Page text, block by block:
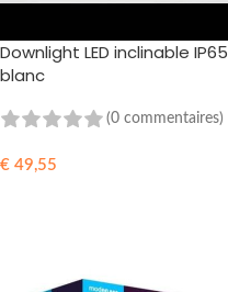
Downlight LED inclinable IP65
blanc
(0 commentaires)
€ 49,55